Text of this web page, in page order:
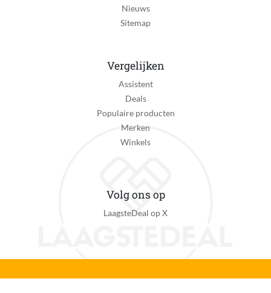
Nieuws
Sitemap
Vergelijken
Assistent
Deals
Populaire producten
Merken
Winkels
Volg ons op
LaagsteDeal op X